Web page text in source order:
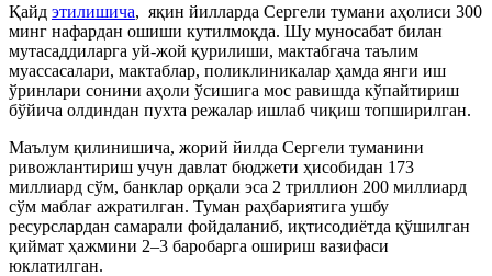
Қайд этилишича, яқин йилларда Сергели тумани аҳолиси 300
минг нафардан ошиши кутилмоқда. Шу муносабат билан
мутасаддиларга уй-жой қурилиши, мактабгача таълим
муассасалари, мактаблар, поликлиникалар ҳамда янги иш
ўринлари сонини аҳоли ўсишига мос равишда кўпайтириш
бўйича олдиндан пухта режалар ишлаб чиқиш топширилган.
Маълум қилинишича, жорий йилда Сергели туманини
ривожлантириш учун давлат бюджети ҳисобидан 173
миллиард сўм, банклар орқали эса 2 триллион 200 миллиард
сўм маблағ ажратилган. Туман раҳбариятига ушбу
ресурслардан самарали фойдаланиб, иқтисодиётда қўшилган
қиймат ҳажмини 2–3 баробарга ошириш вазифаси
юклатилган.